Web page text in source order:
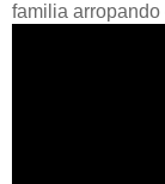
familia arropando